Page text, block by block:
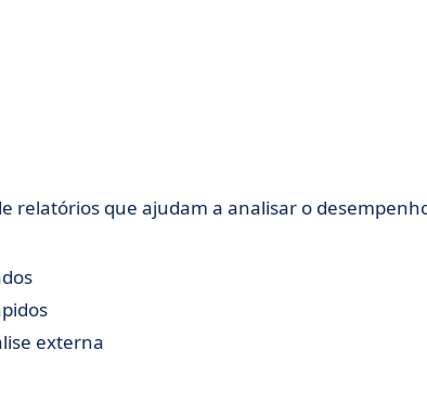
relatórios que ajudam a analisar o
externa